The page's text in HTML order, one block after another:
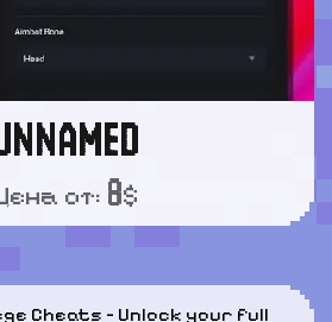
от: 8$
Cheats – Unlock your full